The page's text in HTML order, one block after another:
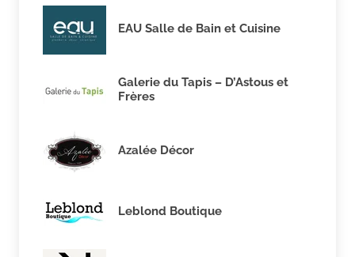
EAU Salle de Bain et Cuisine
Galerie du Tapis – D’Astous et
Frères
Azalée Décor
Leblond Boutique